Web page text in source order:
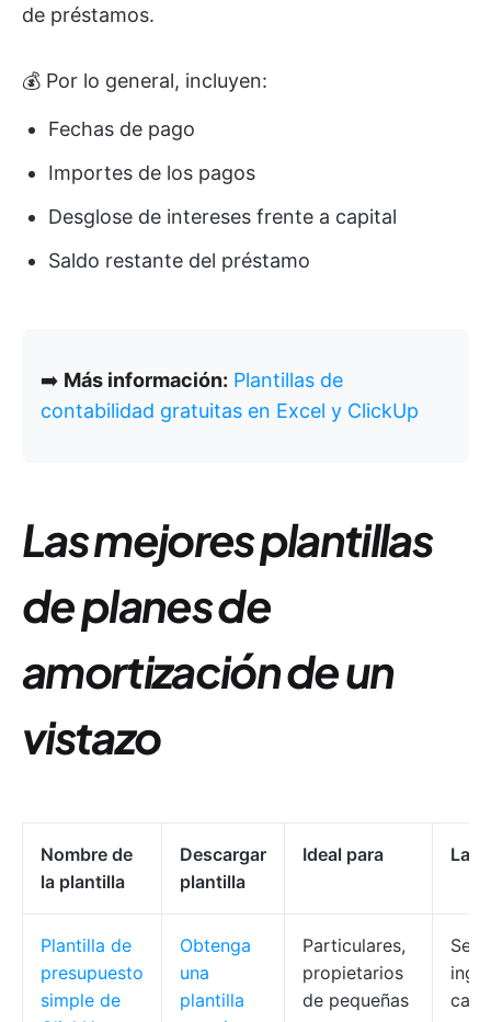
de préstamos.
💰 Por lo general, incluyen:
Fechas de pago
Importes de los pagos
Desglose de intereses frente a capital
Saldo restante del préstamo
➡️ Más información: Plantillas de
contabilidad gratuitas en Excel y ClickUp
Las mejores plantillas
de planes de
amortización de un
vistazo
Nombre de
la plantilla
Descargar
plantilla
Ideal para Las
Plantilla de
presupuesto
simple de
Obtenga
una
plantilla
Particulares,
propietarios
de pequeñas